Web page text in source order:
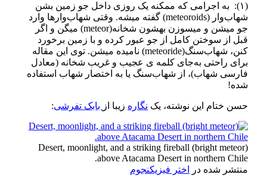
(۱):
به اجرامی که ممکنه یک روزی داخل جو زمین بشن
شهاب‌وار (meteoroids) گفته میشه. وقتی شهاب‌وارها وارد
جو میشن و میسوزن بهشون شخانه(meteor)
میگن و اگر
قبل از سوختن کامل از جو عبور کرده و با زمین برخورد
کنن، شهاب‌سنگ(meteoride) نامیده میشن. توی این مقاله
برای راحتی به‌جای کلمه ی عجیب و غریب شخانه (معادل
فارسی شهاب)، از شهاب‌سنگ یا به اختصار شهاب استفاده
شده!
حسن ختام این نوشته، یک نگاره زیبا از بابک تفرشی:
Desert, moonlight, and a striking fireball (bright meteor)
above Atacama Desert in northern Chile.
منتشر شده در
اختر فیزیکنجوم